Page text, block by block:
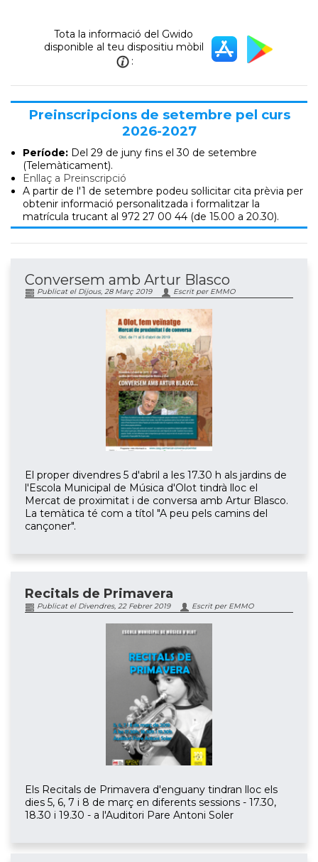
Tota la informació del Gwido
disponible al teu dispositiu mòbil
:
Preinscripcions de setembre pel curs
2026-2027
Període: Del 29 de juny fins el 30 de setembre
(Telemàticament).
Enllaç a Preinscripció
A partir de l'1 de setembre podeu sol·licitar cita prèvia per
obtenir informació personalitzada i formalitzar la
matrícula trucant al 972 27 00 44 (de 15.00 a 20.30).
Conversem amb Artur Blasco
Publicat el Dijous, 28 Març 2019 Escrit per EMMO
El proper divendres 5 d'abril a les 17.30 h als jardins de
l'Escola Municipal de Música d'Olot tindrà lloc el
Mercat de proximitat i de conversa amb Artur Blasco.
La temàtica té com a títol "A peu pels camins del
cançoner".
Recitals de Primavera
Publicat el Divendres, 22 Febrer 2019 Escrit per EMMO
Els Recitals de Primavera d'enguany tindran lloc els
dies 5, 6, 7 i 8 de març en diferents sessions - 17.30,
18.30 i 19.30 - a l'Auditori Pare Antoni Soler